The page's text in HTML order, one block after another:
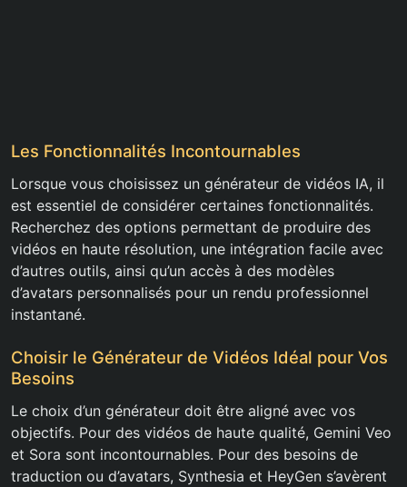
Les Fonctionnalités Incontournables
Lorsque vous choisissez un générateur de vidéos IA, il
est essentiel de considérer certaines fonctionnalités.
Recherchez des options permettant de produire des
vidéos en haute résolution, une intégration facile avec
d’autres outils, ainsi qu’un accès à des modèles
d’avatars personnalisés pour un rendu professionnel
instantané.
Choisir le Générateur de Vidéos Idéal pour Vos
Besoins
Le choix d’un générateur doit être aligné avec vos
objectifs. Pour des vidéos de haute qualité, Gemini Veo
et Sora sont incontournables. Pour des besoins de
traduction ou d’avatars, Synthesia et HeyGen s’avèrent